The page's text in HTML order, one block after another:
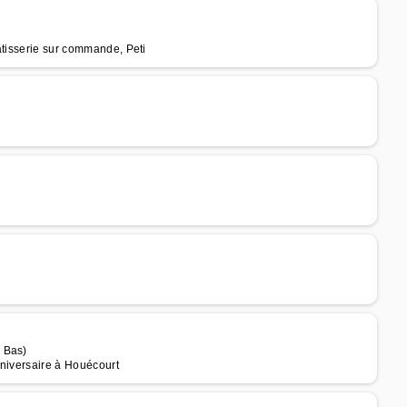
sur commande, Peti
Bas)
à Houécourt